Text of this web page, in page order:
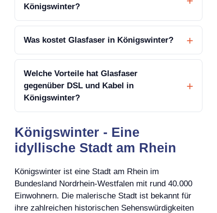
Königswinter?
Was kostet Glasfaser in Königswinter?
Welche Vorteile hat Glasfaser
gegenüber DSL und Kabel in
Königswinter?
Königswinter - Eine
idyllische Stadt am Rhein
Königswinter ist eine Stadt am Rhein im
Bundesland Nordrhein-Westfalen mit rund 40.000
Einwohnern. Die malerische Stadt ist bekannt für
ihre zahlreichen historischen Sehenswürdigkeiten